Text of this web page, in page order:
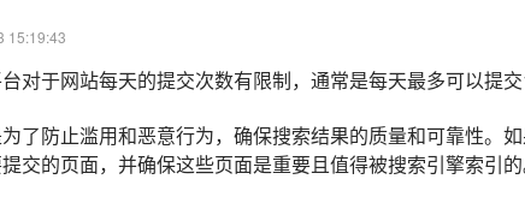
15:19:43
对于网站每天的提交次数有限制，通常是每天最多可以提交
了防止滥用和恶意行为，确保搜索结果的质量和可靠性。
交的页面，并确保这些页面是重要且值得被搜索引擎索引的